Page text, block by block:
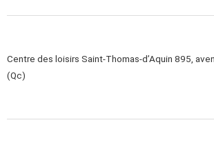
Centre des loisirs Saint-Thomas-d’Aquin 895,
(Qc)